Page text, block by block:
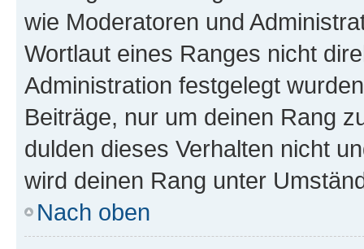
wie Moderatoren und
Wortlaut eines Ranges nicht
Administration festgelegt
Beiträge, nur um deinen Rang
dulden dieses Verhalten nicht
wird deinen Rang unter
Nach oben